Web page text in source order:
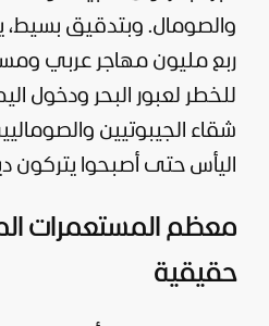
والصومال. وبتدقيق بسيط،
ربع مليون مهاجر عربي
للخطر لعبور البحر ودخول
شقاء الجيبوتيين
اليأس حتى أصبحوا يتركون
معظم المستعمرات
حقيقية